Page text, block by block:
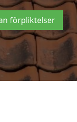
förpliktelser